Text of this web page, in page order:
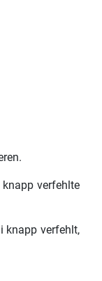
verfehlte
knapp verfehlt,